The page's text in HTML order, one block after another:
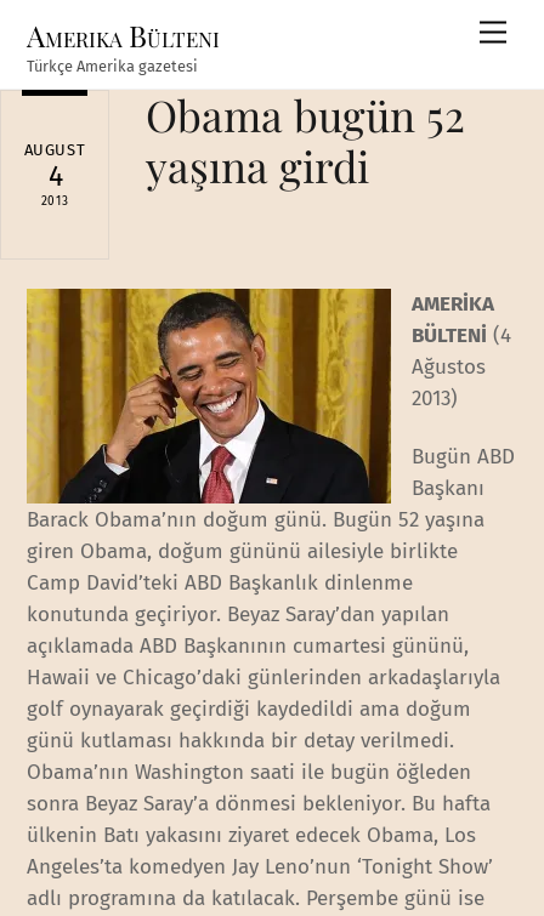
content
Amerika Bülteni
Türkçe Amerika gazetesi
AUGUST
4
2013
Obama bugün 52
yaşına girdi
AMERİKA
BÜLTENİ (4
Ağustos
2013)
Bugün ABD
Başkanı
Barack Obama’nın doğum günü. Bugün 52 yaşına
giren Obama, doğum gününü ailesiyle birlikte
Camp David’teki ABD Başkanlık dinlenme
konutunda geçiriyor. Beyaz Saray’dan yapılan
açıklamada ABD Başkanının cumartesi gününü,
Hawaii ve Chicago’daki günlerinden arkadaşlarıyla
golf oynayarak geçirdiği kaydedildi ama doğum
günü kutlaması hakkında bir detay verilmedi.
Obama’nın Washington saati ile bugün öğleden
sonra Beyaz Saray’a dönmesi bekleniyor. Bu hafta
ülkenin Batı yakasını ziyaret edecek Obama, Los
Angeles’ta komedyen Jay Leno’nun ‘Tonight Show’
adlı programına da katılacak. Perşembe günü ise